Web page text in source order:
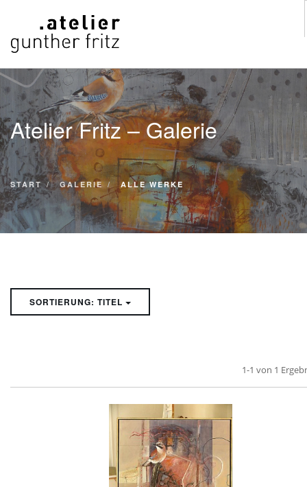
START
WERKE
VITA
KONTAKT
GALERIE
SUCHE
Atelier Fritz – Galerie
START GALERIE ALLE WERKE
SORTIERUNG: TITEL
1-1 von 1